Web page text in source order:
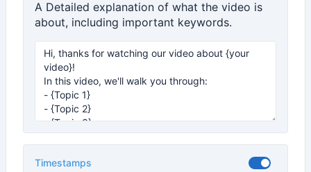
A Detailed explanation of what the video is
about, including important keywords.
Timestamps